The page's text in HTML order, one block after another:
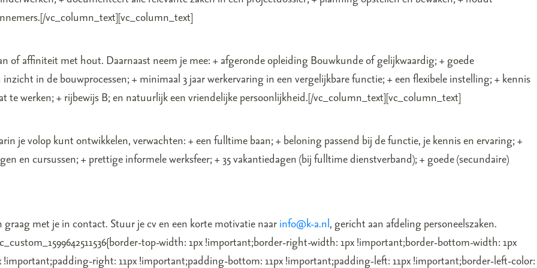
vc_column_text][vc_column_text]
of affiniteit met hout. Daarnaast neem je mee: + afgeronde opleiding Bouwkunde of gelijkwaardig; + goede
in de bouwprocessen; + minimaal 3 jaar werkervaring in een vergelijkbare functie; + een flexibele instelling; + kennis
te werken; + rijbewijs B; en natuurlijk een vriendelijke persoonlijkheid.[/vc_column_text][vc_column_text]
je volop kunt ontwikkelen, verwachten: + een fulltime baan; + beloning passend bij de functie, je kennis en ervaring; +
en cursussen; + prettige informele werksfeer; + 35 vakantiedagen (bij fulltime dienstverband); + goede (secundaire)
met je in contact. Stuur je cv en een korte motivatie naarinfo@k-a.nl, gericht aan afdeling personeelszaken.
top-width: 1px !important;border-right-width: 1px !important;border-bottom-width: 1px
right: 11px !important;padding-bottom: 11px !important;padding-left: 11px !important;border-left-color: